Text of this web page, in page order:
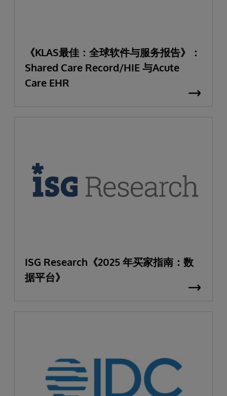
《KLAS最佳：全球软件与服务报告》：
Shared Care Record/HIE 与Acute
Care EHR
ISG Research《2025 年买家指南：数
据平台》